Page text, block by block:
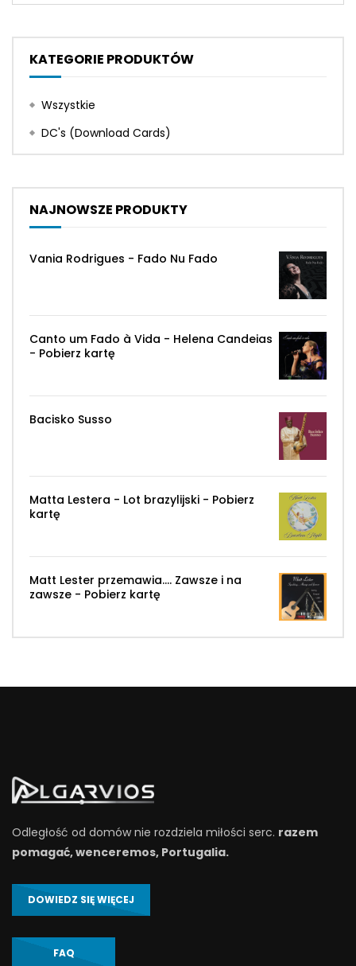
KATEGORIE PRODUKTÓW
Wszystkie
DC's (Download Cards)
NAJNOWSZE PRODUKTY
Vania Rodrigues - Fado Nu Fado
Canto um Fado à Vida - Helena Candeias
- Pobierz kartę
Bacisko Susso
Matta Lestera - Lot brazylijski - Pobierz
kartę
Matt Lester przemawia.... Zawsze i na
zawsze - Pobierz kartę
Odległość od domów nie rozdziela miłości serc. razem
pomagać, wenceremos, Portugalia.
DOWIEDZ SIĘ WIĘCEJ
FAQ